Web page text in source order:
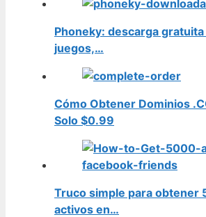
Phoneky: descarga
juegos,…
Cómo Obtener Dominios
Solo $0.99
Truco simple para obtener
activos en…